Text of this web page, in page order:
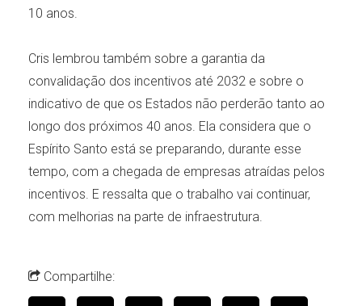
10 anos.
Cris lembrou também sobre a garantia da
convalidação dos incentivos até 2032 e sobre o
indicativo de que os Estados não perderão tanto ao
longo dos próximos 40 anos. Ela considera que o
Espírito Santo está se preparando, durante esse
tempo, com a chegada de empresas atraídas pelos
incentivos. E ressalta que o trabalho vai continuar,
com melhorias na parte de infraestrutura.
Compartilhe: